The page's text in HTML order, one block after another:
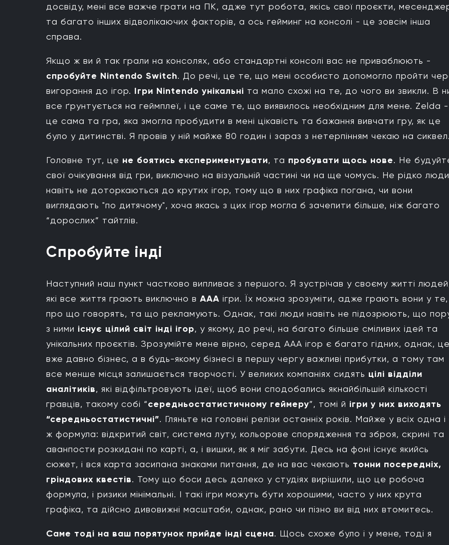
досвіду, мені все важче грати на ПК, адже тут робота, якісь свої проєкти,
та багато інших відволікаючих факторів, а ось гейминг на консолі - це зовсім інша
справа.
Якщо ж ви й так грали на консолях, або стандартні консолі вас не приваблюють -
спробуйте Nintendo Switch. До речі, це те, що мені особисто допомогло пройти
вигорання до ігор. Ігри Nintendo унікальні та мало схожі на те, до чого ви звикли. В
все ґрунтується на геймплеї, і це саме те, що виявилось необхідним для мене. Zelda -
це сама та гра, яка змогла пробудити в мені цікавість та бажання вивчати гру, як це
було у дитинстві. Я провів у ній майже 80 годин і зараз з нетерпінням чекаю на сиквел.
Головне тут, це не боятись експериментувати, та пробувати щось нове. Не
свої очікування від гри, виключно на візуальній частині чи на ще чомусь. Не рідко люди
навіть не доторкаються до крутих ігор, тому що в них графіка погана, чи вони
виглядають "по дитячому", хоча якась з цих ігор могла б зачепити більше, ніж багато
“дорослих” тайтлів.
Спробуйте інді
Наступний наш пункт частково випливає з першого. Я зустрічав у своєму житті
які все життя грають виключно в ААА ігри. Їх можна зрозуміти, адже грають вони у те,
про що говорять, та що рекламують. Однак, такі люди навіть не підозрюють, що
з ними існує цілий світ інді ігор, у якому, до речі, на багато більше сміливих ідей та
унікальних проєктів. Зрозумійте мене вірно, серед ААА ігор є багато гідних, однак, це
вже давно бізнес, а в будь-якому бізнесі в першу чергу важливі прибутки, а тому там
все менше місця залишається творчості. У великих компаніях сидять цілі відділи
аналітиків, які відфільтровують ідеї, щоб вони сподобались якнайбільшій кількості
гравців, такому собі “середньостатистичному геймеру”, томі й ігри у них виходять
“середньостатистичні”. Гляньте на головні релізи останніх років. Майже у всіх одна і
ж формула: відкритий світ, система луту, кольорове спорядження та зброя, скрині та
аванпости розкидані по карті, а, і вишки, як я міг забути. Десь на фоні існує якийсь
сюжет, і вся карта засипана знаками питання, де на вас чекають тонни посередніх,
гріндових квестів. Тому що боси десь далеко у студіях вирішили, що це робоча
формула, і ризики мінімальні. І такі ігри можуть бути хорошими, часто у них крута
графіка, та дійсно дивовижні масштаби, однак, рано чи пізно ви від них втомитесь.
Саме тоді на ваш порятунок прийде інді сцена. Щось схоже було і у мене, тоді я